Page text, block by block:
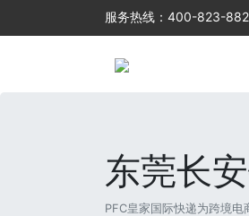
服务热线：400-823-
东莞长
PFC皇家国际快递为跨境